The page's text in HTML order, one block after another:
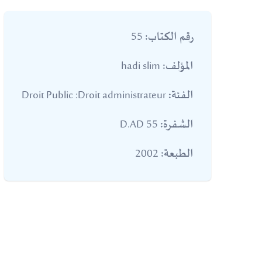
رقم الكتاب:
المؤلف:
الفئة:
الشفرة:
الطبعة: